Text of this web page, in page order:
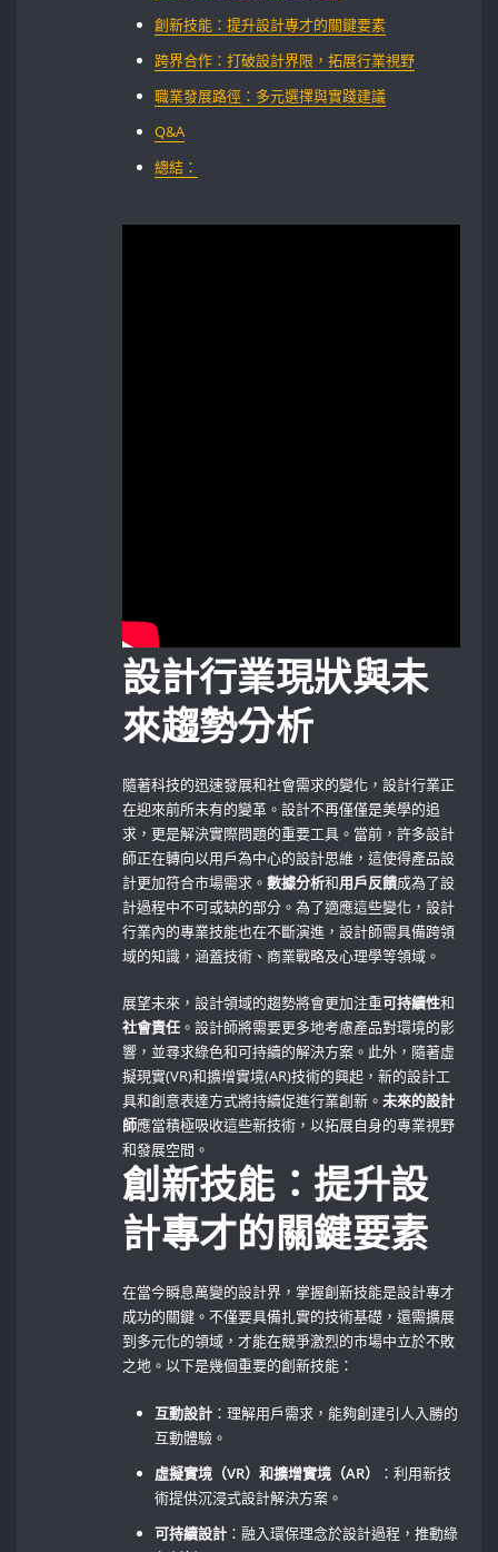
創新技能：提升設計專才的關鍵要素
跨界合作：打破設計界限，拓展行業視野
職業發展路徑：多元選擇與實踐建議
Q&A
總結：
設計行業現狀與未
來趨勢分析
隨著科技的迅速發展和社會需求的變化，設計行業正
在迎來前所未有的變革。設計不再僅僅是美學的追
求，更是解決實際問題的重要工具。當前，許多設計
師正在轉向以用戶為中心的設計思維，這使得產品設
計更加符合市場需求。數據分析和用戶反饋成為了設
計過程中不可或缺的部分。為了適應這些變化，設計
行業內的專業技能也在不斷演進，設計師需具備跨領
域的知識，涵蓋技術、商業戰略及心理學等領域。
展望未來，設計領域的趨勢將會更加注重可持續性和
社會責任 。設計師將需要更多地考慮產品對環境的影
響，並尋求綠色和可持續的解決方案。此外，隨著虛
擬現實(VR)和擴增實境(AR)技術的興起，新的設計工
具和創意表達方式將持續促進行業創新。未來的設計
師應當積極吸收這些新技術，以拓展自身的專業視野
和發展空間。
創新技能：提升設
計專才的關鍵要素
在當今瞬息萬變的設計界，掌握創新技能是設計專才
成功的關鍵。不僅要具備扎實的技術基礎，還需擴展
到多元化的領域，才能在競爭激烈的市場中立於不敗
之地。以下是幾個重要的創新技能：
互動設計 ：理解用戶需求，能夠創建引人入勝的
互動體驗。
虛擬實境（VR）和擴增實境（AR）
：利用新技
術提供沉浸式設計解決方案。
可持續設計 ：融入環保理念於設計過程，推動綠